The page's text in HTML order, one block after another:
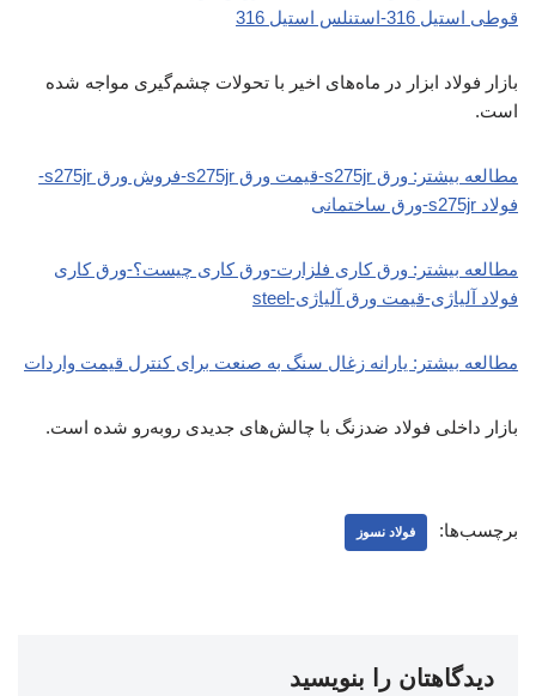
قوطی استیل 316-استنلس استیل 316
بازار فولاد ابزار در ماه‌های اخیر با تحولات چشم‌گیری مواجه شده
است.
مطالعه بیشتر: ورق s275jr-قیمت ورق s275jr-فروش ورق s275jr-
فولاد s275jr-ورق ساختمانی
مطالعه بیشتر: ورق کاری فلزارت-ورق کاری چیست؟-ورق کاری
فولاد آلیاژی-قیمت ورق آلیاژی-steel
مطالعه بیشتر: یارانه زغال سنگ به صنعت برای کنترل قیمت واردات
بازار داخلی فولاد ضدزنگ با چالش‌های جدیدی روبه‌رو شده است.
برچسب‌ها: فولاد نسوز
دیدگاهتان را بنویسید